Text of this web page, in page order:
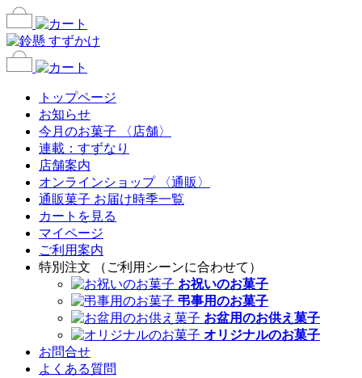
トップページ
お知らせ
今月のお菓子 〈店舗〉
連載：すずなり
店舗案内
オンラインショップ 〈通販〉
通販菓子 お届け時季一覧
カートを見る
マイページ
ご利用案内
特別注文 （ご利用シーンに合わせて）
お祝いのお菓子
弔事用のお菓子
お盆用のお供え菓子
オリジナルのお菓子
お問合せ
よくある質問